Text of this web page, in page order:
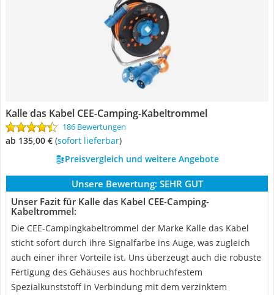
Kalle das Kabel CEE-Camping-Kabeltrommel
186 Bewertungen
ab 135,00 € ( Sofort lieferbar)
Preisvergleich und weitere Angebote
Unsere Bewertung: SEHR GUT
Unser Fazit für Kalle das Kabel CEE-Camping-
Kabeltrommel:
Die CEE-Campingkabeltrommel der Marke Kalle das Kabel
sticht sofort durch ihre Signalfarbe ins Auge, was zugleich
auch einer ihrer Vorteile ist. Uns überzeugt auch die robuste
Fertigung des Gehäuses aus hochbruchfestem
Spezialkunststoff in Verbindung mit dem verzinktem